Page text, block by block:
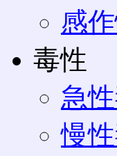
感
毒性
急
慢